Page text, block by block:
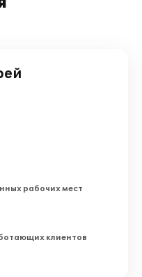
рабочих мест
клиентов